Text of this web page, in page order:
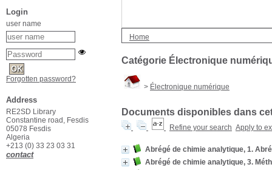
Home
Catégorie Électronique
> Électronique numérique
Documents disponibles dans
Refine your search Apply to
Abrégé de chimie analytique, 1.
Abrégé de chimie analytique, 3.
Login
user name
Forgotten password?
Address
RE2SD Library
Constantine road, Fesdis
05078 Fesdis
Algeria
+213 (0) 33 23 03 31
contact